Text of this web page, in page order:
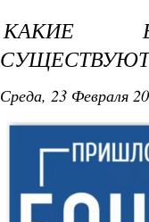
КАКИЕ
Среда, 23 Февраля